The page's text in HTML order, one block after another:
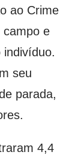
ao Crime
campo e
indivíduo.
seu
parada,
4,4